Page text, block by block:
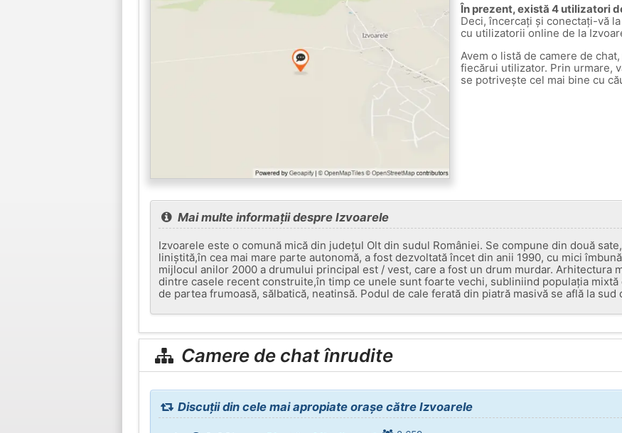
În prezent, există 4 utilizatori
Deci, încercați și conectați-vă
cu utilizatorii online de la
Avem o listă de camere de
fiecărui utilizator. Prin urmare,
se potrivește cel mai bine cu
Mai multe informații despre Izvoarele
Izvoarele este o comună mică din județul Olt din sudul României. Se compune din două
liniștită,în cea mai mare parte autonomă, a fost dezvoltată încet din anii 1990, cu mici
mijlocul anilor 2000 a drumului principal est / vest, care a fost un drum murdar. Arhitectura
dintre casele recent construite,în timp ce unele sunt foarte vechi, subliniind populația
de partea frumoasă, sălbatică, neatinsă. Podul de cale ferată din piatră masivă se află la sud
Camere de chat înrudite
Discuții din cele mai apropiate orașe către Izvoarele